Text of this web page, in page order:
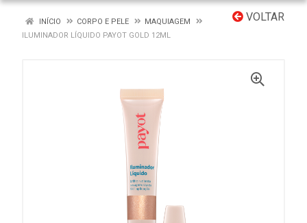
VOLTAR
INÍCIO CORPO E PELE
MAQUIAGEM
ILUMINADOR LÍQUIDO PAYOT GOLD 12ML